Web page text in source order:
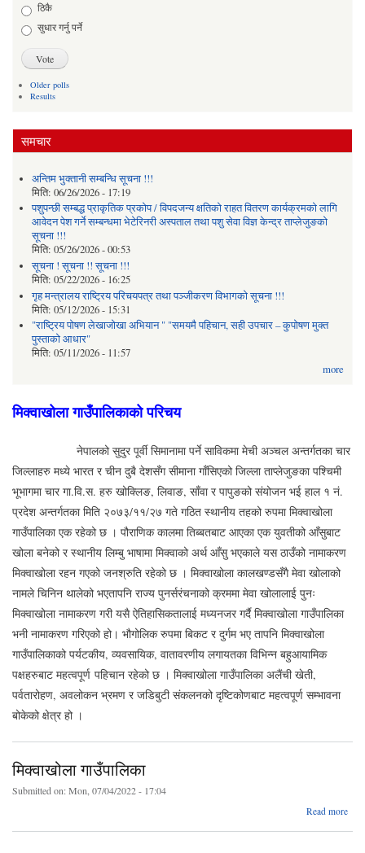
ठिकै
सुधार गर्नु पर्ने
Older polls
Results
समचार
अन्तिम भुक्तानी सम्बन्धि सूचना !!!
मिति: 06/26/2026 - 17:19
पशुपन्छी सम्बद्ध प्राकृतिक प्रकोप / विपदजन्य क्षतिको राहत वितरण कार्यक्रमको लागि
आवेदन पेश गर्ने सम्बन्धमा भेटेरिनरी अस्पताल तथा पशु सेवा विज्ञ केन्द्र ताप्लेजुङको
सूचना !!!
मिति: 05/26/2026 - 00:53
सूचना ! सूचना !! सूचना !!!
मिति: 05/22/2026 - 16:25
गृह मन्त्रालय राष्ट्रिय परिचयपत्र तथा पञ्जीकरण विभागको सूचना !!!
मिति: 05/12/2026 - 15:31
"राष्ट्रिय पोषण लेखाजोखा अभियान " "समयमै पहिचान, सही उपचार – कुपोषण मुक्त
पुस्ताको आधार"
मिति: 05/11/2026 - 11:57
more
मिक्वाखोला गाउँपालिकाको परिचय
नेपालको सुदुर पूर्वी सिमानामा पर्ने साविकमा मेची अञ्‍चल अन्तर्गतका चार
जिल्लाहरु मध्ये भारत र चीन दुबै देशसँग सीमाना गाँसिएको जिल्ला ताप्लेजुङका पश्‍चिमी
भूभागमा चार गा.वि.स. हरु खोक्लिङ, लिवाङ, साँवा र पापुङको संयोजन भई हाल १ नं.
प्रदेश अन्तर्गतका मिति २०७३/११/२७ गते गठित स्थानीय तहको रुपमा मिक्वाखोला
गाउँपालिका एक रहेको छ । पौराणिक कालमा तिब्बतबाट आएका एक युवतीको आँसुबाट
खोला बनेको र स्थानीय लिम्बु भाषामा मिक्वाको अर्थ आँसु भएकाले यस ठाउँको नामाकरण
मिक्वाखोला रहन गएको जनश्रुति रहेको छ । मिक्वाखोला कालखण्डसँगै मेवा खोलाको
नामले चिनिन थालेको भएतापनि राज्य पुनर्सरंचनाको क्रममा मेवा खोलालाई पुनः
मिक्वाखोला नामाकरण गरी यसै ऐतिहासिकतालाई मध्यनजर गर्दै मिक्वाखोला गाउँपालिका
भनी नामाकरण गरिएको हो। भौगोलिक रुपमा बिकट र दुर्गम भए तापनि मिक्‍वाखोला
गाउँपालिकाको पर्यटकीय, व्यवसायिक, वातावरणीय लगायतका विभिन्न बहुआयामिक
पक्षहरुबाट महत्वपूर्ण पहिचान रहेको छ । मिक्वाखोला गाउँपालिका अलैंची खेती,
पर्वतारोहण, अवलोकन भ्रमण र जडिबुटी संकलनको दृष्टिकोणबाट महत्वपूर्ण सम्भावना
बोकेको क्षेत्र हो ।
मिक्वाखोला गाउँपालिका
Submitted on:Mon, 07/04/2022 - 17:04
Read more